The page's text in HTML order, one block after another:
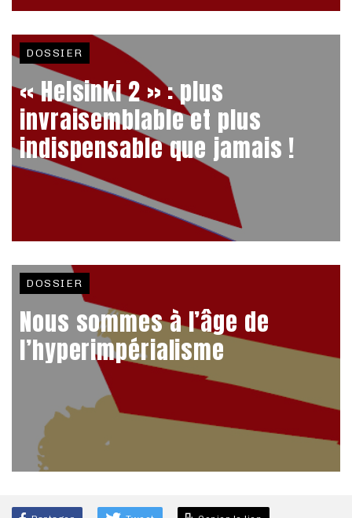
DOSSIER
« Helsinki 2 » : plus
invraisemblable et plus
indispensable que jamais !
DOSSIER
Nous sommes à l’âge de
l’hyperimpérialisme